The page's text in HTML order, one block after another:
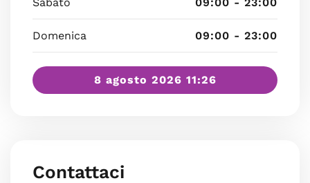
Domenica 09:00 - 23:00
8 agosto 2026 11:26
Contattaci